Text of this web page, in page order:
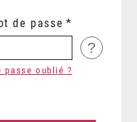
de passe
?
passe oublié ?